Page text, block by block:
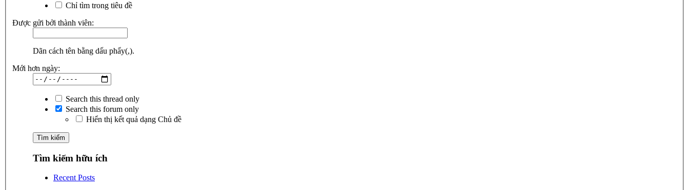
Chỉ tìm trong tiêu đề
Được gửi bởi thành viên:
Dãn cách tên bằng dấu phẩy(,).
Mới hơn ngày:
Search this thread only
Search this forum only
Hiển thị kết quả dạng Chủ đề
Tìm kiếm hữu ích
Recent Posts